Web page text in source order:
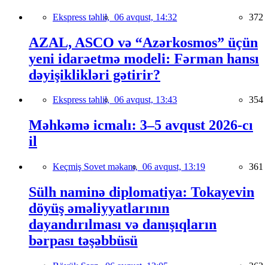
Ekspress təhlil, 06 avqust, 14:32 372
AZAL, ASCO və “Azərkosmos” üçün
yeni idarəetmə modeli: Fərman hansı
dəyişiklikləri gətirir?
Ekspress təhlil, 06 avqust, 13:43 354
Məhkəmə icmalı: 3–5 avqust 2026-cı
il
Keçmiş Sovet məkanı, 06 avqust, 13:19 361
Sülh naminə diplomatiya: Tokayevin
döyüş əməliyyatlarının
dayandırılması və danışıqların
bərpası təşəbbüsü